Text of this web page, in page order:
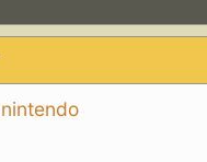
nintendo